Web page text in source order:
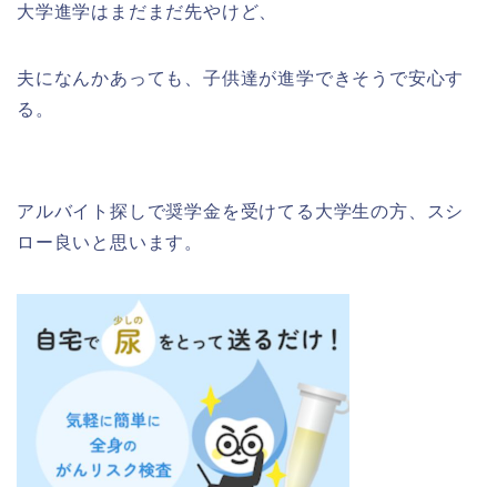
大学進学はまだまだ先やけど、
夫になんかあっても、子供達が進学できそうで安心す
る。
アルバイト探しで奨学金を受けてる大学生の方、スシ
ロー良いと思います。